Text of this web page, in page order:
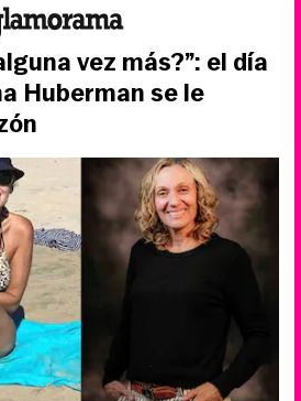
vez más?”: el día
Huberman se le